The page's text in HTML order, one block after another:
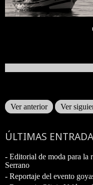
Ver anterior Ver
ÚLTIMAS
- Editorial de moda para la
Serrano
- Reportaje del evento